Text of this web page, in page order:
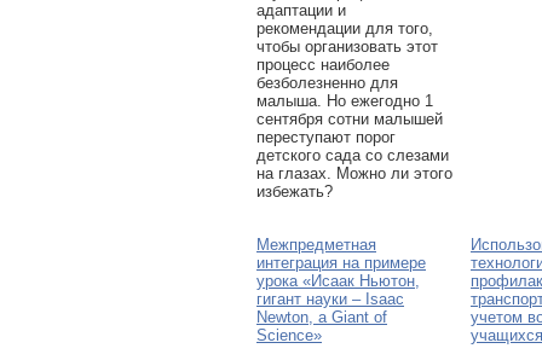
адаптации и
рекомендации для того,
чтобы организовать этот
процесс наиболее
безболезненно для
малыша. Но ежегодно 1
сентября сотни малышей
переступают порог
детского сада со слезами
на глазах. Можно ли этого
избежать?
Межпредметная
интеграция на примере
урока «Исаак Ньютон,
гигант науки – Isaac
Newton, a Giant of
Science»
учетом
учащихся